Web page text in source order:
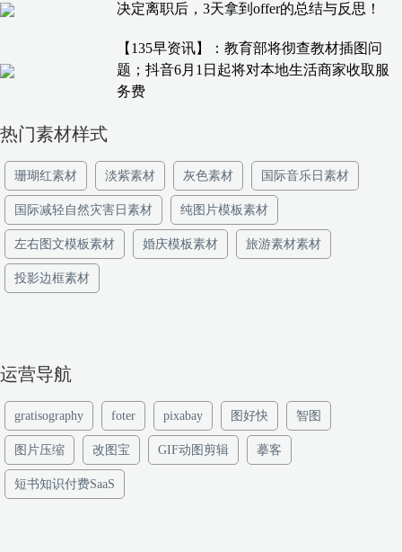
决定离职后，3天拿到offer的总结与反思！
【135早资讯】：教育部将彻查教材插图问
题；抖音6月1日起将对本地生活商家收取服
务费
热门素材样式
珊瑚红素材 淡紫素材 灰色素材 国际音乐日素材
国际减轻自然灾害日素材 纯图片模板素材
左右图文模板素材 婚庆模板素材 旅游素材素材
投影边框素材
运营导航
gratisography foter pixabay 图好快 智图
图片压缩 改图宝 GIF动图剪辑 摹客
短书知识付费SaaS